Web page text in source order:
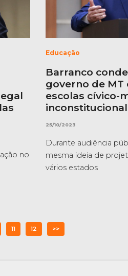
no
Educação
Barranco
governo de MT
escolas cívico-
inconstitucional
25/10/2023
Durante audiência
mesma ideia de
vários estados
11 12 >>